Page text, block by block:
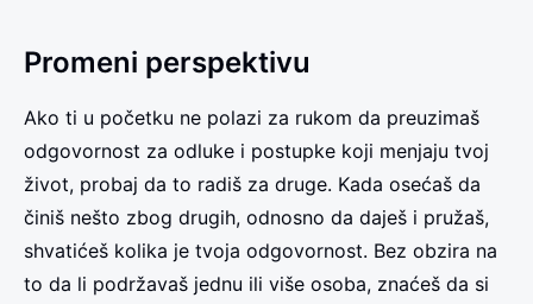
Promeni perspektivu
Ako ti u početku ne polazi za rukom da preuzimaš
odgovornost za odluke i postupke koji menjaju tvoj
život, probaj da to radiš za druge. Kada osećaš da
činiš nešto zbog drugih, odnosno da daješ i pružaš,
shvatićeš kolika je tvoja odgovornost. Bez obzira na
to da li podržavaš jednu ili više osoba, znaćeš da si